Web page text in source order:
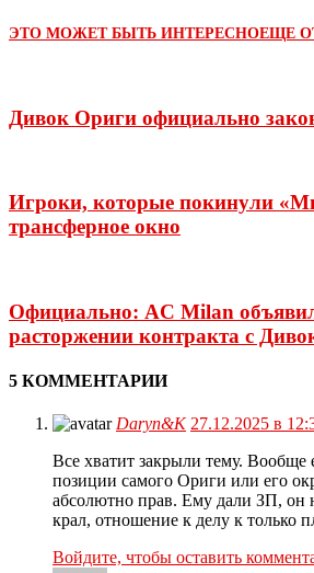
ЭТО МОЖЕТ БЫТЬ ИНТЕРЕСНОЕЩЕ
Дивок Ориги официально
Игроки, которые покинули
трансферное окно
Официально: AC Milan
расторжении контракта с
5 КОММЕНТАРИИ
Daryn&K 27.12.2025 в
Все хватит закрыли тему. Вообще
позиции самого Ориги или его
абсолютно прав. Ему дали ЗП, он
крал, отношение к делу к только
Войдите, чтобы оставить